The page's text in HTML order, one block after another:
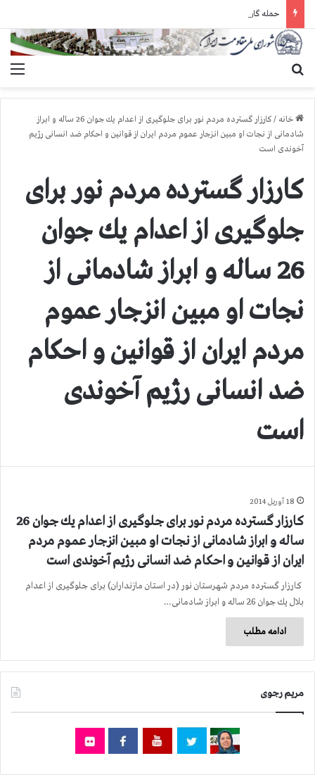
خانه /
كارزار گسترده مردم نور برای جلوگیری از اعدام یك جوان 26 ساله و ابراز
شادمانی از نجات او مبین انزجار عموم مردم ایران از قوانین و احكام ضد انسانی رژیم
آخوندی است
كارزار گسترده مردم نور برای
جلوگیری از اعدام یك جوان
26 ساله و ابراز شادمانی از
نجات او مبین انزجار عموم
مردم ایران از قوانین و احكام
ضد انسانی رژیم آخوندی
است
18 آوریل 2014
كارزار گسترده مردم نور برای جلوگیری از اعدام یك جوان 26
ساله و ابراز شادمانی از نجات او مبین انزجار عموم مردم
ایران از قوانین و احكام ضد انسانی رژیم آخوندی است
كارزار گسترده مردم شهرستان نور (در استان مازنداران) برای جلوگیری از اعدام
بلال یك جوان 26 ساله و ابراز شادمانی…
ادامه مطلب
مریم رجوی